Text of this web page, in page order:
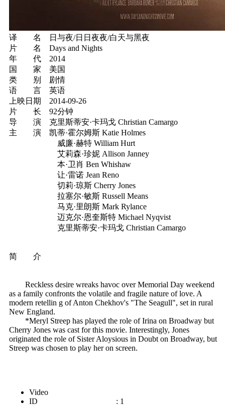
译 名 日与夜/日日夜夜/白天与黑夜
片 名 Days and Nights
年 代 2014
国 家 美国
类 别 剧情
语 言 英语
上映日期 2014-09-26
片 长 92分钟
导 演 克里斯蒂安·卡玛戈 Christian Camargo
主 演 凯蒂·霍尔姆斯 Katie Holmes
威廉·赫特 William Hurt
艾莉森·珍妮 Allison Janney
本·卫肖 Ben Whishaw
让·雷诺 Jean Reno
切莉·琼斯 Cherry Jones
拉塞尔·敏斯 Russell Means
马克·里朗斯 Mark Rylance
迈克尔·恩奎斯特 Michael Nyqvist
克里斯蒂安·卡玛戈 Christian Camargo
简 介
Reckless desire wreaks havoc over Memorial Day weekend
as a family confronts the volatile and fragile nature of love. A
modern retellin g of Anton Chekhov's "The Seagull", set in rural
New England.
*Meryl Streep has played the role of Irina on Broadway but
Cherry Jones was cast for this movie. Interestingly, Jones
originated the role of Sister Aloysious in Doubt on Broadway, but
Streep was chosen to play her on screen.
Video
ID : 1